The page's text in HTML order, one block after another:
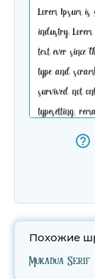
Похожие
Mukadua Serif